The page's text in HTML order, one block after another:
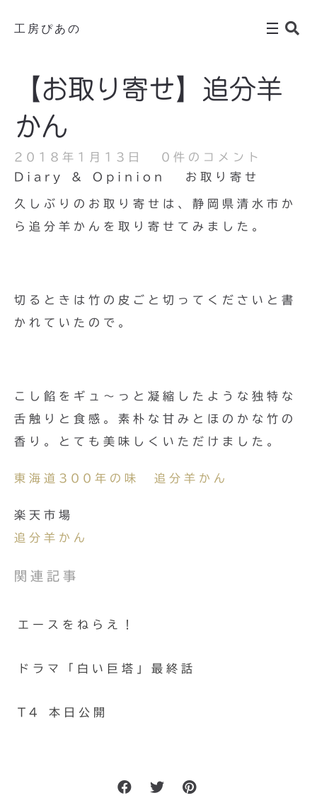
工房ぴあの
【お取り寄せ】追分羊
かん
2018年1月13日
0件のコメント
Diary & Opinion
お取り寄せ
久しぶりのお取り寄せは、静岡県清水市か
ら追分羊かんを取り寄せてみました。
切るときは竹の皮ごと切ってくださいと書
かれていたので。
こし餡をギュ〜っと凝縮したような独特な
舌触りと食感。素朴な甘みとほのかな竹の
香り。とても美味しくいただけました。
東海道300年の味 追分羊かん
楽天市場
追分羊かん
関連記事
エースをねらえ！
ドラマ「白い巨塔」最終話
T4 本日公開